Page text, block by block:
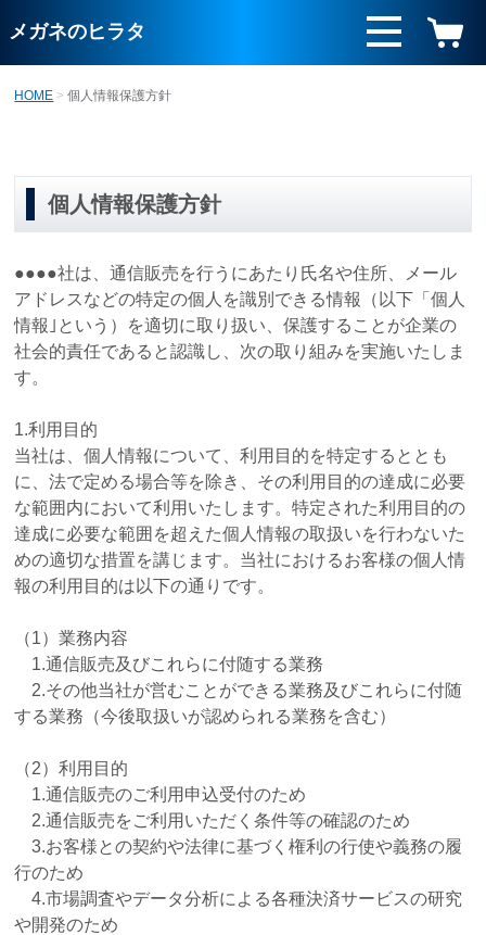
メガネのヒラタ
HOME 個人情報保護方針
個人情報保護方針
●●●●社は、通信販売を行うにあたり氏名や住所、メール
アドレスなどの特定の個人を識別できる情報（以下「個人
情報｣という）を適切に取り扱い、保護することが企業の
社会的責任であると認識し、次の取り組みを実施いたしま
す。
1.利用目的
当社は、個人情報について、利用目的を特定するととも
に、法で定める場合等を除き、その利用目的の達成に必要
な範囲内において利用いたします。特定された利用目的の
達成に必要な範囲を超えた個人情報の取扱いを行わないた
めの適切な措置を講じます。当社におけるお客様の個人情
報の利用目的は以下の通りです。
（1）業務内容
1.通信販売及びこれらに付随する業務
2.その他当社が営むことができる業務及びこれらに付随
する業務（今後取扱いが認められる業務を含む）
（2）利用目的
1.通信販売のご利用申込受付のため
2.通信販売をご利用いただく条件等の確認のため
3.お客様との契約や法律に基づく権利の行使や義務の履
行のため
4.市場調査やデータ分析による各種決済サービスの研究
や開発のため